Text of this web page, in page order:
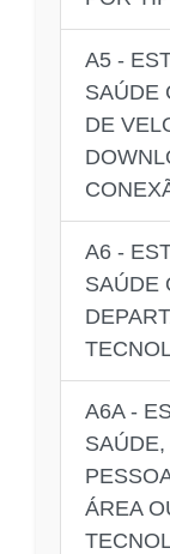
A5 -
SAÚDE
DE
A6 -
SAÚDE
A6A -
ÁREA